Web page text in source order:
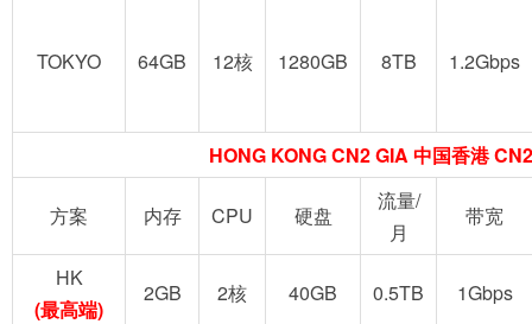
TOKYO 64GB 12核 1280GB 8TB 1.2Gbps
HONG KONG CN2 GIA 中国香港
方案 内存 CPU 硬盘
流量/
月
带宽
HK
(最高端)
2GB 2核 40GB 0.5TB 1Gbps